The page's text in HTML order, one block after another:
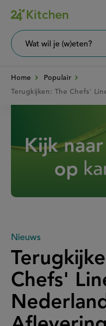
Overslaan
en
naar
wil
Home
Populair
Terugkijken: The Chefs'
Terugkijken:
The
Chefs'
Line
Nieuws
Chefs'